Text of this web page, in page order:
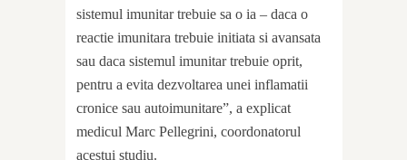
sistemul imunitar trebuie sa o ia – daca o
reactie imunitara trebuie initiata si avansata
sau daca sistemul imunitar trebuie oprit,
pentru a evita dezvoltarea unei inflamatii
cronice sau autoimunitare”, a explicat
medicul Marc Pellegrini, coordonatorul
acestui studiu.